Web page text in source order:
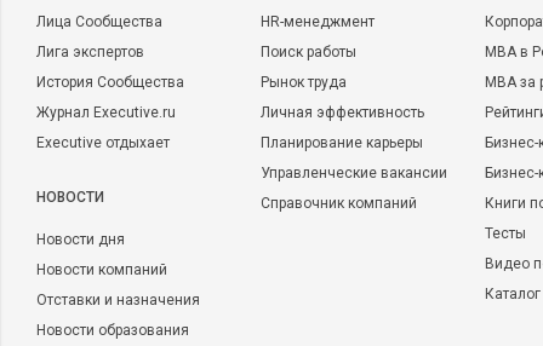
Лица Сообщества
Лига экспертов
История Сообщества
Журнал Executive.ru
Executive отдыхает
НОВОСТИ
Новости дня
Новости компаний
Отставки и назначения
Новости образования
HR-менеджмент
Поиск работы
Рынок труда
Личная эффективность
Планирование карьеры
Управленческие вакансии
Справочник компаний
MBA в
MBA
Бизнес-
Книги
Тесты
Видео